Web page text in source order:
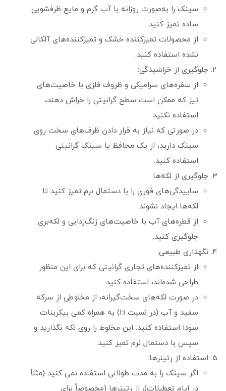
سینک را به‌صورت روزانه با آب گرم و مایع ظرفشویی
ساده تمیز کنید.
از محصولات تمیزکننده خشک و تمیزکننده‌های آلکالی
نشده استفاده کنید.
جلوگیری از خراشیدگی:
از سفره‌های سرامیکی و ظروف فلزی با خاصیت‌های
تیز که ممکن است سطح گرانیتی را خراش دهند،
استفاده نکنید.
در صورتی که نیاز به قرار دادن ظرف‌های سخت روی
سینک دارید، از یک محافظ یا سینک گرانیتی
استفاده کنید.
جلوگیری از لکه‌ها:
ساییدگی‌های فوری را با دستمال نرم تمیز کنید تا
لکه‌ها ایجاد نشوند.
از قطره‌های آب با خاصیت‌های زنگ‌زدایی و لکه‌بری
جلوگیری کنید.
نگهداری طبیعی:
از تمیزکننده‌های تجاری گرانیتی که برای این منظور
طراحی شده‌اند، استفاده کنید.
در صورت لکه‌های سخت‌گیرانه، از مخلوطی از سرکه
سفید و آب (در نسبت 1:1) به همراه کمی بیکربنات
سودا استفاده کنید. این مخلوط را روی لکه بگذارید و
سپس با دستمال نرم تمیز کنید.
استفاده از رتینرها:
اگر سینک را به مدت طولانی استفاده نمی کنید (مثلاً
در ایام تعطیلات)، از رتینرها (مخصوصاً برای